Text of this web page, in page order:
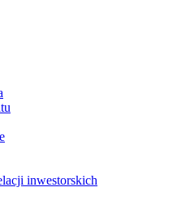
inwestorskich